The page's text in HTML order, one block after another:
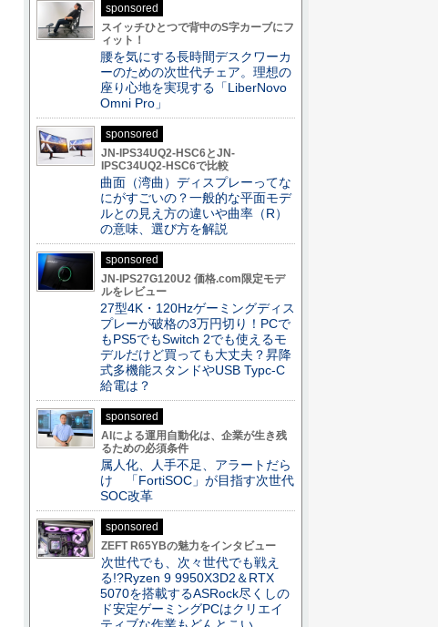
sponsored
スイッチひとつで背中のS字カーブにフ
ィット！
腰を気にする長時間デスクワーカ
ーのための次世代チェア。理想の
座り心地を実現する「LiberNovo
Omni Pro」
sponsored
JN-IPS34UQ2-HSC6とJN-
IPSC34UQ2-HSC6で比較
曲面（湾曲）ディスプレーってな
にがすごいの？一般的な平面モデ
ルとの見え方の違いや曲率（R）
の意味、選び方を解説
sponsored
JN-IPS27G120U2 価格.com限定モデ
ルをレビュー
27型4K・120Hzゲーミングディス
プレーが破格の3万円切り！PCで
もPS5でもSwitch 2でも使えるモ
デルだけど買っても大丈夫？昇降
式多機能スタンドやUSB Typc-C
給電は？
sponsored
AIによる運用自動化は、企業が生き残
るための必須条件
属人化、人手不足、アラートだら
け 「FortiSOC」が目指す次世代
SOC改革
sponsored
ZEFT R65YBの魅力をインタビュー
次世代でも、次々世代でも戦え
る!?Ryzen 9 9950X3D2＆RTX
5070を搭載するASRock尽くしの
ド安定ゲーミングPCはクリエイ